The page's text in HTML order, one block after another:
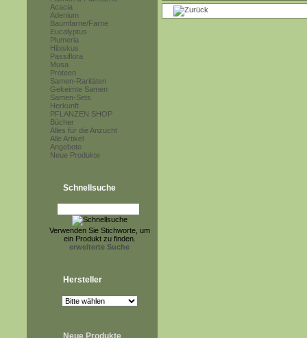
Acacia
Adenium
Baumfarne/Farne
Eucalyptus
Plumeria
Hibiskus
Passiflora
Musa
Proteen
Samen-Raritäten
Gekeimte Samen
Samen-Sets
Herkunft
PFLANZEN SHOP
Bücher
Alles für die Anzucht
Alle Artikel
Angebote
Neue Produkte
Schnellsuche
Verwenden Sie Stichworte, um
ein Produkt zu finden.
erweiterte Suche
Hersteller
Neue Produkte